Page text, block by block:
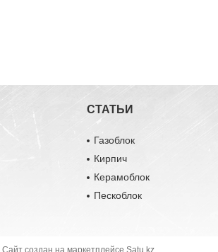
СТАТЬИ
Газоблок
Кирпич
Керамоблок
Пескоблок
Сайт создан на маркетплейсе Satu.kz